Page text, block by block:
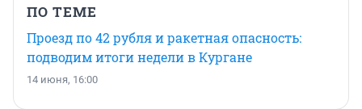
ПО ТЕМЕ
Проезд по 42 рубля и ракетная опасность:
подводим итоги недели в Кургане
14 июня, 16:00